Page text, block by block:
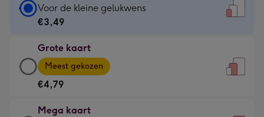
Standaard
kaart
€3,49
-
Voor
kleine
Voor de kleine gelukwens
€3,49
Grote kaart
Grote
kaart
-
€4,79
Meest gekozen
€4,79
Mega kaart